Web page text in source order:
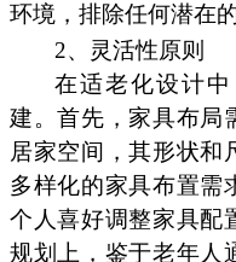
环境，排除任何潜在
2、灵活性原则
在适老化设计
建。首先，家具布局
居家空间，其形状和
多样化的家具布置需
个人喜好调整家具配
规划上，鉴于老年人